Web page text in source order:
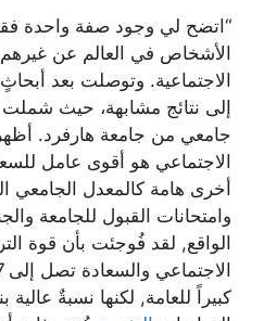
الأشخاص في العالم عن
الاجتماعية. وتوصلت بعد
جامعي من جامعة هارفرد.
الاجتماعي هو أقوى عامل
أخرى هامة كالمعدل الجامعي
وامتحانات القبول للجامعة
الواقع, لقد فُوجئت بأن قوة
كبيراً للعامة, لكنها نسبةٌ عالية